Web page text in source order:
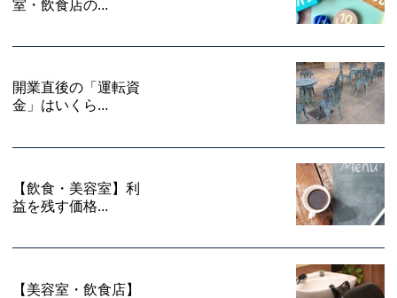
室・飲食店の...
開業直後の「運転資
金」はいくら...
【飲食・美容室】利
益を残す価格...
【美容室・飲食店】